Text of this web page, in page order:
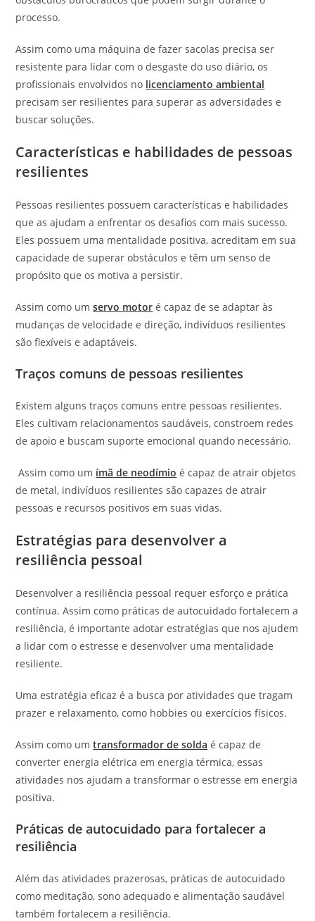
processo.
Assim como uma máquina de fazer sacolas precisa ser
resistente para lidar com o desgaste do uso diário, os
profissionais envolvidos no licenciamento ambiental
precisam ser resilientes para superar as adversidades e
buscar soluções.
Características e habilidades de pessoas
resilientes
Pessoas resilientes possuem características e habilidades
que as ajudam a enfrentar os desafios com mais sucesso.
Eles possuem uma mentalidade positiva, acreditam em sua
capacidade de superar obstáculos e têm um senso de
propósito que os motiva a persistir.
Assim como umservo motor é capaz de se adaptar às
mudanças de velocidade e direção, indivíduos resilientes
são flexíveis e adaptáveis.
Traços comuns de pessoas resilientes
Existem alguns traços comuns entre pessoas resilientes.
Eles cultivam relacionamentos saudáveis, constroem redes
de apoio e buscam suporte emocional quando necessário.
Assim como um ímã de neodímio é capaz de atrair objetos
de metal, indivíduos resilientes são capazes de atrair
pessoas e recursos positivos em suas vidas.
Estratégias para desenvolver a
resiliência pessoal
Desenvolver a resiliência pessoal requer esforço e prática
contínua. Assim como práticas de autocuidado fortalecem a
resiliência, é importante adotar estratégias que nos ajudem
a lidar com o estresse e desenvolver uma mentalidade
resiliente.
Uma estratégia eficaz é a busca por atividades que tragam
prazer e relaxamento, como hobbies ou exercícios físicos.
Assim como umtransformador de solda é capaz de
converter energia elétrica em energia térmica, essas
atividades nos ajudam a transformar o estresse em energia
positiva.
Práticas de autocuidado para fortalecer a
resiliência
Além das atividades prazerosas, práticas de autocuidado
como meditação, sono adequado e alimentação saudável
também fortalecem a resiliência.